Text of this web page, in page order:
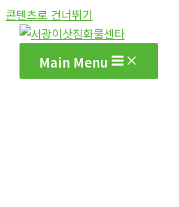
콘텐츠로 건너뛰기
Main Menu